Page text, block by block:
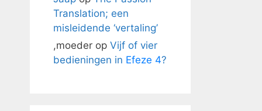
Translation; een
misleidende ‘vertaling’
,moeder op Vijf of vier
bedieningen in Efeze 4?